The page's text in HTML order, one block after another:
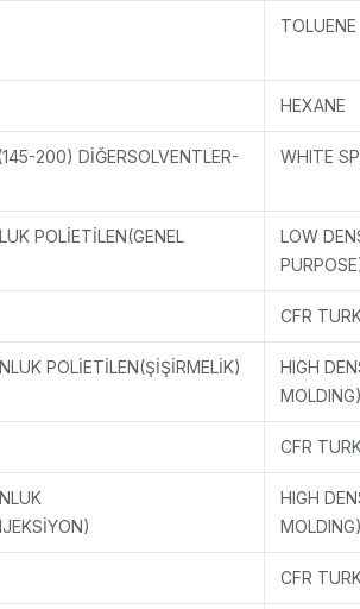
TOLUENE
HEXANE
200) DİĞERSOLVENTLER-
WHITE
POLİETİLEN(GENEL
LOW
CFR
POLİETİLEN(ŞİŞİRMELİK)
HIGH
MOLDING)
CFR
HIGH
MOLDING)
CFR